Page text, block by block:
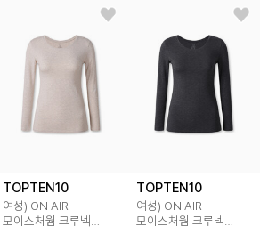
TOPTEN10
여성) ON AIR
모이스처웜 크루넥
TOPTEN10
여성) ON AIR
모이스처웜 크루넥